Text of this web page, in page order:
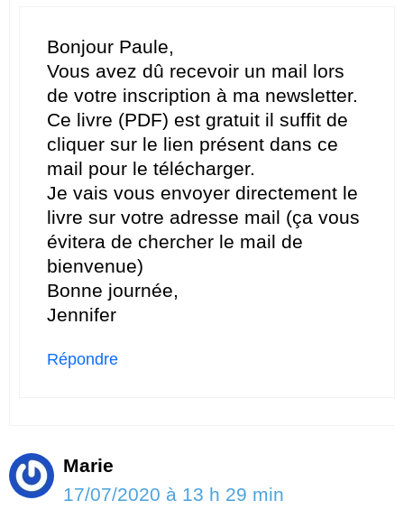
Bonjour Paule,
Vous avez dû recevoir un mail lors
de votre inscription à ma newsletter.
Ce livre (PDF) est gratuit il suffit de
cliquer sur le lien présent dans ce
mail pour le télécharger.
Je vais vous envoyer directement le
livre sur votre adresse mail (ça vous
évitera de chercher le mail de
bienvenue)
Bonne journée,
Jennifer
Répondre
Marie
17/07/2020 à 13 h 29 min